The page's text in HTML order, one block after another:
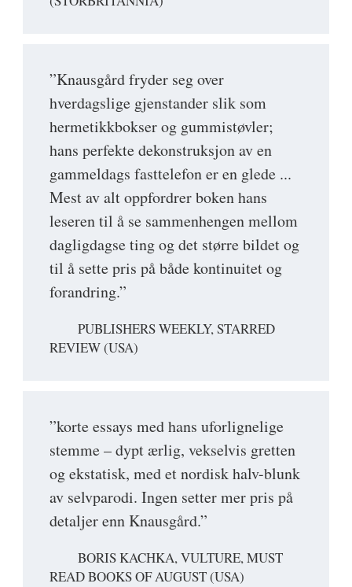
”Knausgård fryder seg over
hverdagslige gjenstander slik som
hermetikkbokser og gummistøvler;
hans perfekte dekonstruksjon av en
gammeldags fasttelefon er en glede ...
Mest av alt oppfordrer boken hans
leseren til å se sammenhengen mellom
dagligdagse ting og det større bildet og
til å sette pris på både kontinuitet og
forandring.”
PUBLISHERS WEEKLY, STARRED
REVIEW (USA)
”korte essays med hans uforlignelige
stemme – dypt ærlig, vekselvis gretten
og ekstatisk, med et nordisk halv-blunk
av selvparodi. Ingen setter mer pris på
detaljer enn Knausgård.”
BORIS KACHKA, VULTURE, MUST
READ BOOKS OF AUGUST (USA)